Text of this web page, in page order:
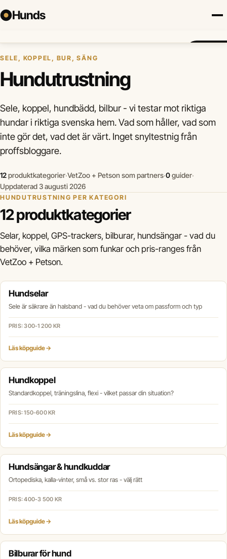
Hunds
SELE, KOPPEL, BUR, SÄNG
Hundutrustning
Sele, koppel, hundbädd, bilbur - vi testar mot riktiga
hundar i riktiga svenska hem. Vad som håller, vad som
inte gör det, vad det är värt. Inget snyltestnig från
proffsbloggare.
12produktkategorier·VetZoo + Petson som partners·0guider·
Uppdaterad 3 augusti 2026
HUNDUTRUSTNING PER KATEGORI
12 produktkategorier
Selar, koppel, GPS-trackers, bilburar, hundsängar - vad du
behöver, vilka märken som funkar och pris-ranges från
VetZoo + Petson.
Hundselar
Sele är säkrare än halsband - vad du behöver veta om passform och typ
PRIS: 300-1 200 KR
Läs köpguide →
Hundkoppel
Standardkoppel, träningslina, flexi - vilket passar din situation?
PRIS: 150-600 KR
Läs köpguide →
Hundsängar & hundkuddar
Ortopediska, kalla-vinter, små vs. stor ras - välj rätt
PRIS: 400-3 500 KR
Läs köpguide →
Bilburar för hund